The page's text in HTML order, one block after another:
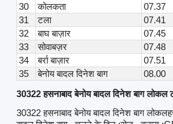
30
कोलकता 07.37
31
टला 07.41
32
बाघ बाज़ार 07.45
33
सोवाबज़र 07.48
34
बर्रा बाज़ार 07.51
35
बेनोय बादल दिनेश बाग 08.00
30322 हसनाबाद बेनोय बादल दिनेश बाग लोकल
30322 हसनाबाद बेनोय बादल दिनेश बाग